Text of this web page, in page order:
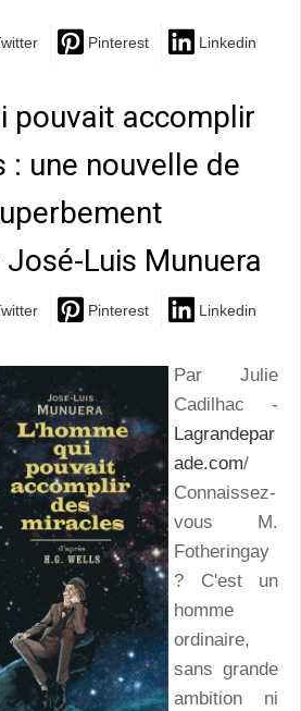
Pinterest Linkedin
pouvait accomplir
: une nouvelle de
Luis Munuera
Pinterest Linkedin
Par Julie
Cadilhac -
Lagrandepar
ade.com/
Connaissez-
vous M.
Fotheringay
? C'est un
homme
ordinaire,
sans grande
ambition ni